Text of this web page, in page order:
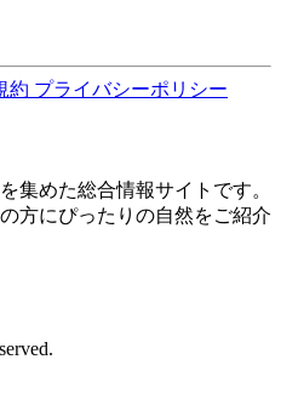
約 プライバシーポリシー
集めた総合情報サイトです。
方にぴったりの自然をご紹介